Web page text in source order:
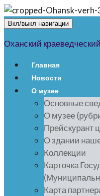
Вкл/выкл навигации
Оханский
Главная
Новости
О музее
Основные
О музее
Прейскурант
О здании
Коллекции
Карточка
Карта